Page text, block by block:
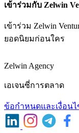
เข้าร่วมกับ Zelwin
เข้าร่วม Zelwin
ยอดนิยมก่อนใคร
Zelwin Agency
เอเจนซี่การตลาด
ข้อกําหนดและเงื่อนไ